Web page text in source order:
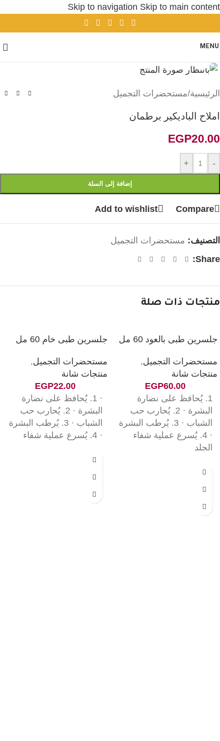
Skip to navigation Skip to main content
MENU
الرئيسية/مستحضرات التجميل
املاح الباديكير برطمان
EGP20.00
-
+
إضافة إلى السلة
Compare
Add to wishlist
التصنيف: مستحضرات التجميل
Share:
منتجات ذات صلة
جلسرين طبى بالعود 60 مل
مستحضرات التجميل,
منتجات شانة
EGP60.00
1. يُحافظ على نضارة
البشرة · 2. يُحارب حب
الشباب · 3. يُرطب البشرة
· 4. يُسرع عملية شفاء
الجلد
جلسرين طبى خام 60 مل
مستحضرات التجميل,
منتجات شانة
EGP22.00
· 1. يُحافظ على نضارة
البشرة · 2. يُحارب حب
الشباب · 3. يُرطب البشرة
· 4. يُسرع عملية شفاء